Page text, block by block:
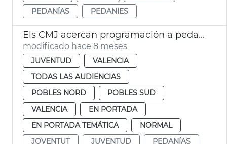
PEDANÍAS
PEDANIES
Els CMJ acercan programación a pedanias
modificado hace 8 meses
JUVENTUD
VALENCIA
TODAS LAS AUDIENCIAS
POBLES NORD
POBLES SUD
VALENCIA
EN PORTADA
EN PORTADA TEMÁTICA
NORMAL
JOVENTUT
JUVENTUD
PEDANÍAS